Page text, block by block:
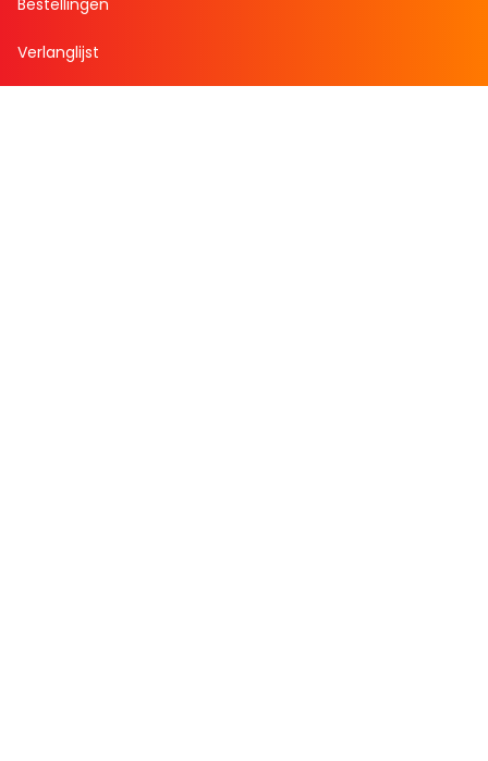
Bestellingen
Verlanglijst